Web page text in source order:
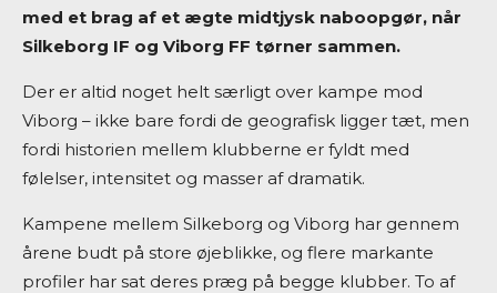
med et brag af et ægte midtjysk naboopgør, når
Silkeborg IF og Viborg FF tørner sammen.
Der er altid noget helt særligt over kampe mod
Viborg – ikke bare fordi de geografisk ligger tæt, men
fordi historien mellem klubberne er fyldt med
følelser, intensitet og masser af dramatik.
Kampene mellem Silkeborg og Viborg har gennem
årene budt på store øjeblikke, og flere markante
profiler har sat deres præg på begge klubber. To af